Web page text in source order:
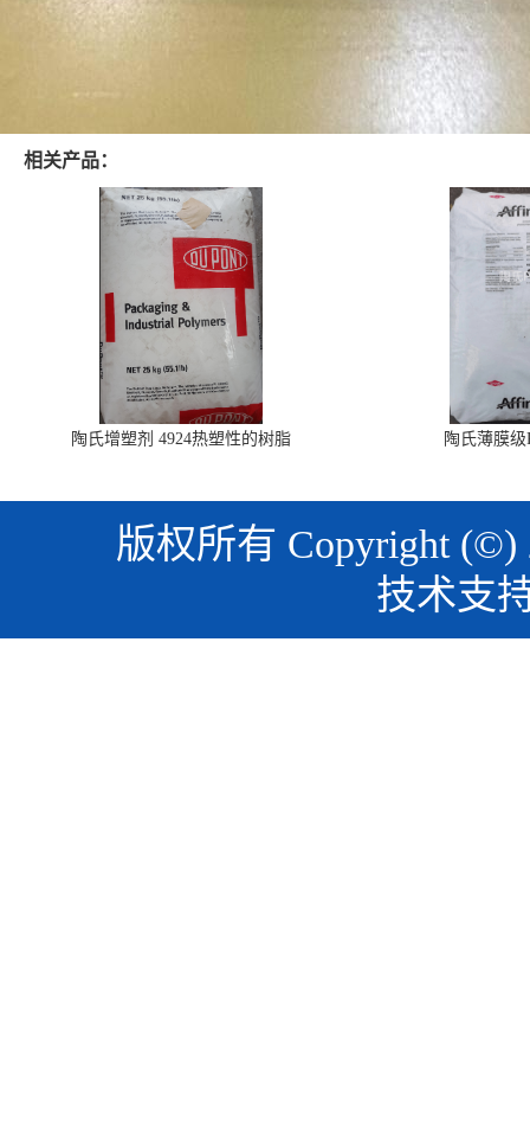
相关产品：
陶氏增塑剂 4924热塑性的树脂 陶氏薄膜级
版权所有 Copyright
技术支